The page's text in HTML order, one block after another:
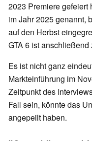
2023 Premiere gefeiert
im Jahr 2025 genannt,
auf den Herbst
GTA 6 ist
Es ist nicht ganz
Markteinführung im
Zeitpunkt des
Fall sein, könnte das
angepeilt haben.